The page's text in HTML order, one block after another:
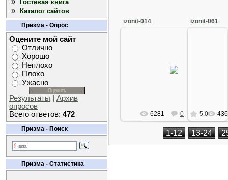
Гостевая книга
» Каталог сайтов
Призма - Опрос
Оцените мой сайт
Отлично
Хорошо
Неплохо
Плохо
Ужасно
Результаты
Архив
опросов
Всего ответов: 472
Призма - Поиск
Призма - Статистика
izonit-014
6281 0 5.0
izonit-061
1-12 13-24